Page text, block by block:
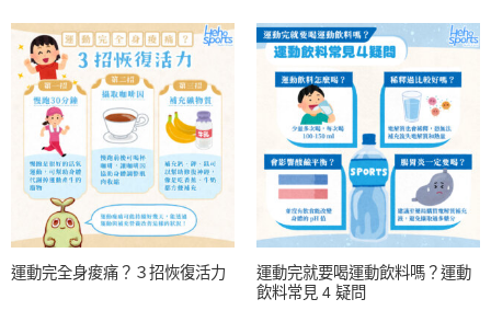
運動完全身痠痛？３招恢復活力
運動完就要喝運動飲料嗎？運動
飲料常見 4 疑問